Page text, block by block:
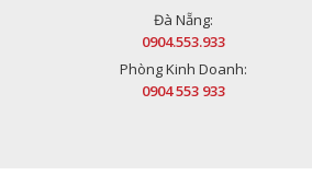
Đà Nẵng:
0904.553.933
Phòng Kinh Doanh:
0904 553 933